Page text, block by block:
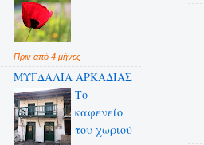
Πριν από 4 μήνες
ΜΥΓΔΑΛΙΑ ΑΡΚΑΔΙΑΣ
Το
καφενείο
του χωριού